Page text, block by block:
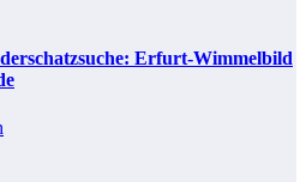
Erfurt-Wimmelbild